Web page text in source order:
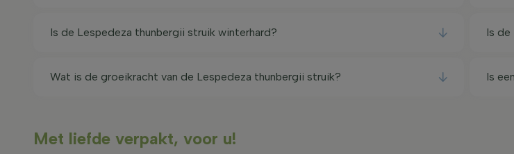
Is de Lespedeza thunbergii struik winterhard? Is
Wat is de groeikracht van de Lespedeza thunbergii struik? Is
Met liefde verpakt, voor u!